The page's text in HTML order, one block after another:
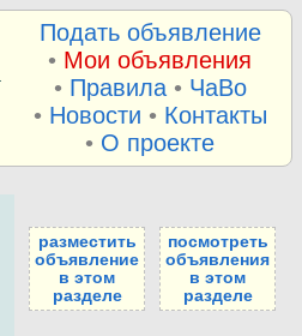
Подать объявление
• Мои объявления
• Правила• ЧаВо
• Новости • Контакты
• О проекте
разместить
объявление
в этом
разделе
посмотреть
объявления
в этом
разделе